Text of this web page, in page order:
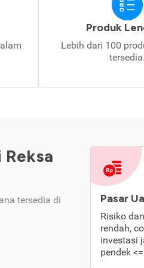
Produk
Lebih dari 100
tersedia.
tersedia di
Pasar
Risiko
rendah,
investasi
pendek